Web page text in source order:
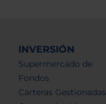
INVERSIÓN
Supermercado de
Fondos
Carteras Gestionadas